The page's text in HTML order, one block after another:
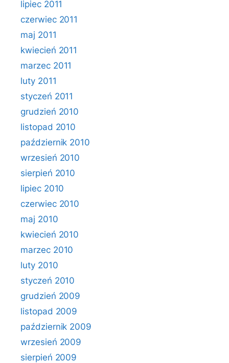
lipiec 2011
czerwiec 2011
maj 2011
kwiecień 2011
marzec 2011
luty 2011
styczeń 2011
grudzień 2010
listopad 2010
październik 2010
wrzesień 2010
sierpień 2010
lipiec 2010
czerwiec 2010
maj 2010
kwiecień 2010
marzec 2010
luty 2010
styczeń 2010
grudzień 2009
listopad 2009
październik 2009
wrzesień 2009
sierpień 2009